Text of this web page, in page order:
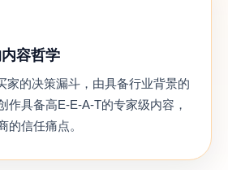
容哲学
家的决策漏斗，由具备行业背景的
作具备高E-E-A-T的专家级内容，
的信任痛点。